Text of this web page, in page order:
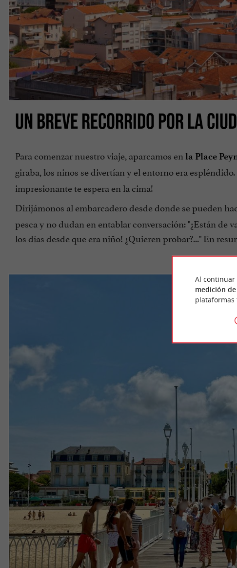
UN BREVE RECORRIDO POR LA
Para comenzar nuestro viaje, aparcamos en la Place
giraba, los niños se divertían y el entorno era espléndido.
impresionante te espera en la cima!
Dirijámonos al embarcadero desde donde se pueden
pesca y no dudan en entablar conversación: "¿Están de
los días desde que era niño! ¿Quieren probar?..." En
Al continuar
medición
plataformas